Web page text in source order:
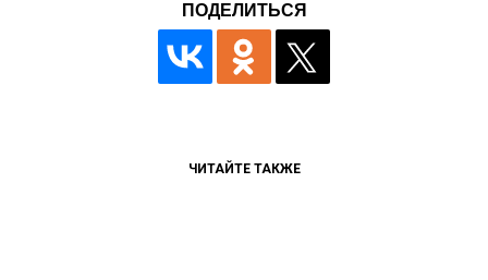
ПОДЕЛИТЬСЯ
ЧИТАЙТЕ ТАКЖЕ